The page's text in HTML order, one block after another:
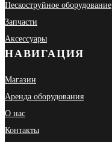
Пескоструйное оборудование
Запчасти
Аксессуары
НАВИГАЦИЯ
Магазин
Аренда оборудования
О нас
Контакты